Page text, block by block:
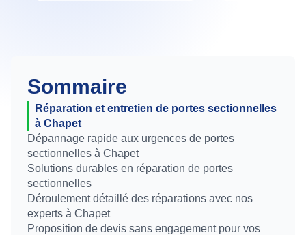
Sommaire
Réparation et entretien de portes sectionnelles
à Chapet
Dépannage rapide aux urgences de portes
sectionnelles à Chapet
Solutions durables en réparation de portes
sectionnelles
Déroulement détaillé des réparations avec nos
experts à Chapet
Proposition de devis sans engagement pour vos